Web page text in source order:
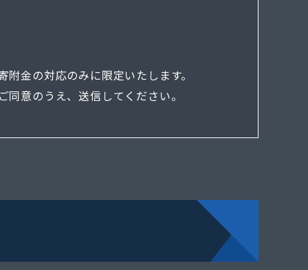
金の対応のみに限定いたします。
意のうえ、送信してください。